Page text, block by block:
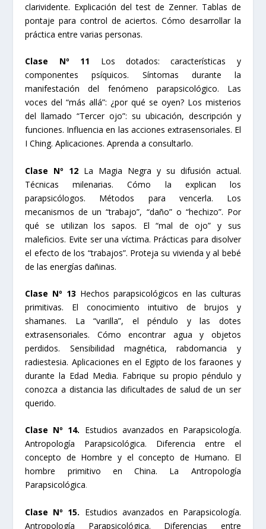
clarividente. Explicación del test de Zenner. Tablas de
pontaje para control de aciertos. Cómo desarrollar la
práctica entre varias personas.
Clase Nº 11 Los dotados: características y
componentes psíquicos. Síntomas durante la
manifestación del fenómeno parapsicológico. Las
voces del “más allá”: ¿por qué se oyen? Los misterios
del llamado “Tercer ojo”: su ubicación, descripción y
funciones. Influencia en las acciones extrasensoriales. El
I Ching. Aplicaciones. Aprenda a consultarlo.
Clase Nº 12 La Magia Negra y su difusión actual.
Técnicas milenarias. Cómo la explican los
parapsicólogos. Métodos para vencerla. Los
mecanismos de un “trabajo”, “daño” o “hechizo”. Por
qué se utilizan los sapos. El “mal de ojo” y sus
maleficios. Evite ser una víctima. Prácticas para disolver
el efecto de los “trabajos”. Proteja su vivienda y al bebé
de las energías dañinas.
Clase Nº 13 Hechos parapsicológicos en las culturas
primitivas. El conocimiento intuitivo de brujos y
shamanes. La “varilla”, el péndulo y las dotes
extrasensoriales. Cómo encontrar agua y objetos
perdidos. Sensibilidad magnética, rabdomancia y
radiestesia. Aplicaciones en el Egipto de los faraones y
durante la Edad Media. Fabrique su propio péndulo y
conozca a distancia las dificultades de salud de un ser
querido.
Clase Nº 14. Estudios avanzados en Parapsicología.
Antropología Parapsicológica. Diferencia entre el
concepto de Hombre y el concepto de Humano. El
hombre primitivo en China. La Antropología
Parapsicológica.
Clase Nº 15. Estudios avanzados en Parapsicología.
Antropología Parapsicológica. Diferencias entre